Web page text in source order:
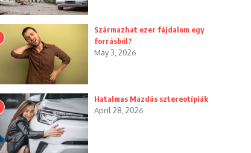
Származhat ezer fájdalom egy
forrásból?
May 3, 2026
Hatalmas Mazdás sztereotípiák
April 28, 2026